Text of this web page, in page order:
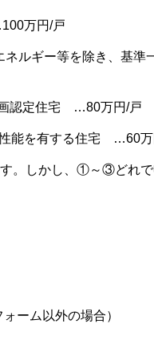
万円/戸
ルギー等を除き、基準
認定住宅 …80万円/戸
能を有する住宅 …60万
。しかし、①～③どれ
ーム以外の場合）